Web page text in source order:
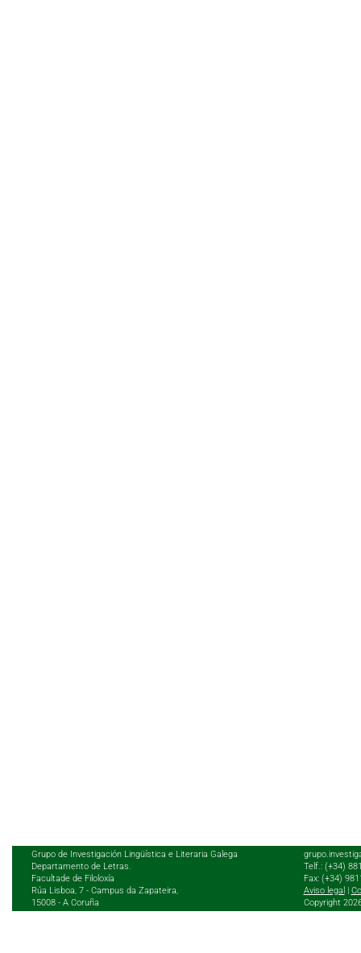
Grupo de Investigación Lingüística e Literaria Galega
Departamento de Letras.
Facultade de Filoloxía
Rúa Lisboa, 7 - Campus da Zapateira,
15008 - A Coruña
Telf.: (+34)
Fax: (+34)
Aviso legal
Copyright